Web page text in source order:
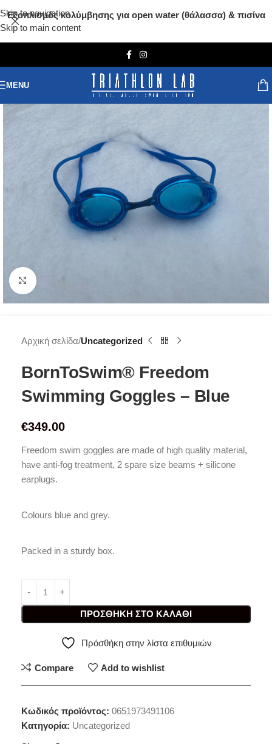
Skip to navigation
Skip to main content
Εξοπλισμός κολύμβησης για open water (θάλασσα) & πισίνα
MENU
Click to enlarge
Αρχική σελίδα Uncategorized
BornToSwim® Freedom
Swimming Goggles – Blue
€349.00
Freedom swim goggles are made of high quality material,
have anti-fog treatment, 2 spare size beams + silicone
earplugs.
Colours blue and grey.
Packed in a sturdy box.
ΠΡΟΣΘΉΚΗ ΣΤΟ ΚΑΛΆΘΙ
Πρόσθήκη στην λίστα επιθυμιών
Compare Add to wishlist
Κωδικός προϊόντος: 0651973491106
Κατηγορία: Uncategorized